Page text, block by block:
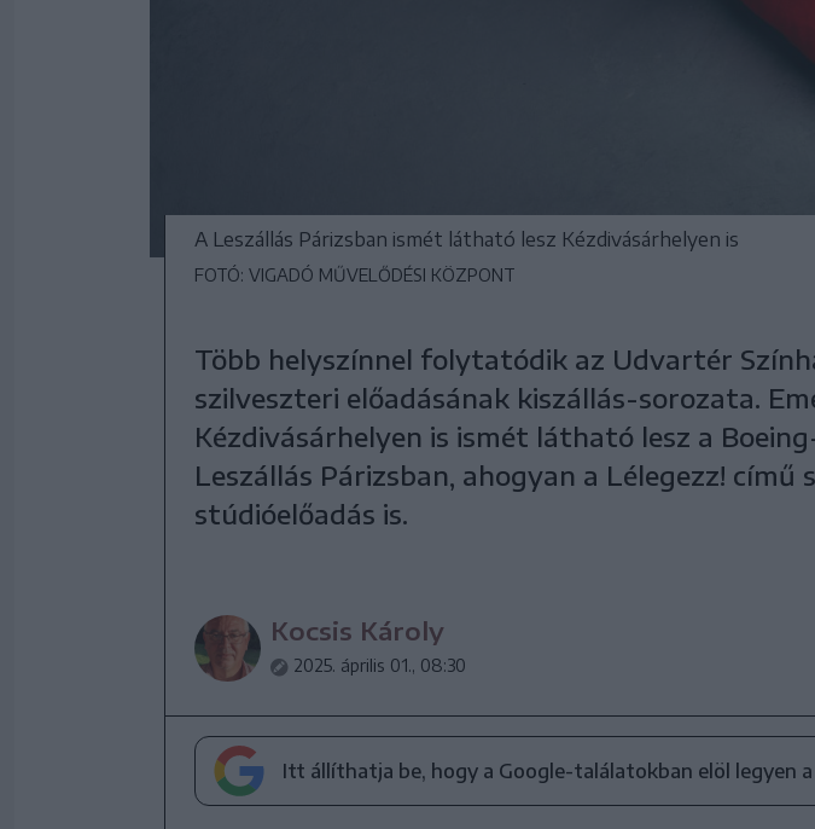
A Leszállás Párizsban ismét látható lesz Kézdivásárhelyen is
FOTÓ: VIGADÓ MŰVELŐDÉSI KÖZPONT
Több helyszínnel folytatódik az Udvartér
szilveszteri előadásának kiszállás-sorozata.
Kézdivásárhelyen is ismét látható lesz a
Leszállás Párizsban, ahogyan a Lélegezz! című
stúdióelőadás is.
Kocsis Károly
2025. április 01., 08:30
Itt állíthatja be, hogy a Google-találatokban elöl legyen a